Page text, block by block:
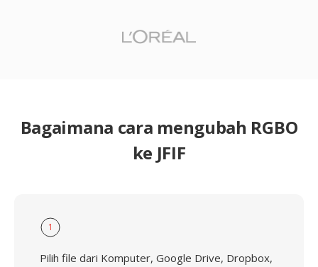
Bagaimana cara mengubah RGBO
ke JFIF
1
Pilih file dari Komputer, Google Drive, Dropbox,